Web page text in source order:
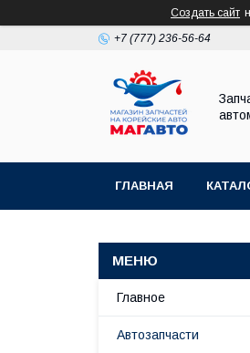
Создать сайт
+7 (777) 236-56-64
ГЛАВНАЯ
Главное
Автозапчасти